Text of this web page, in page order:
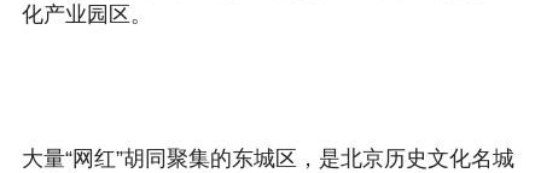
化产业园区。
大量“网红”胡同聚集的东城区，是北京历史文化名城